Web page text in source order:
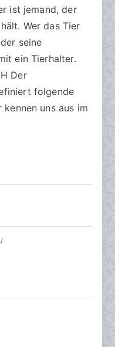
ist jemand, der
Wer das Tier
seine
ein Tierhalter.
Der
folgende
uns aus im